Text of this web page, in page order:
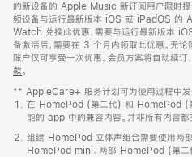
页
脚
的新设备的 Apple Music 新订阅用户限时提
频设备与运行最新版本 iOS 或 iPadOS 的
Watch 兑换此优惠，需要与运行最新版本
备激活后，需要在 3 个月内领取此优惠。无
账户仅可享受一次优惠。会员方案将自动续订
款。
窗
口
中
打
开)
** AppleCare+ 服务计划可为使用过程中发
在 HomePod (第二代) 和 HomePod (
能的 app 中的兼容内容。并非所有内容都
组建 HomePod 立体声组合需要使用两
HomePod mini、两部 HomePod (第二